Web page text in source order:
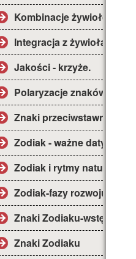
Kombinacje żywiołów.
Integracja z żywiołami.
Jakości - krzyże.
Polaryzacje znaków.
Znaki przeciwstawne.
Zodiak - ważne daty.
Zodiak i rytmy natury.
Zodiak-fazy rozwoju.
Znaki Zodiaku-wstęp.
Znaki Zodiaku